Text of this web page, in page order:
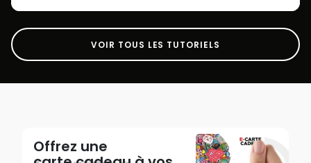
VOIR TOUS LES TUTORIELS
Offrez une